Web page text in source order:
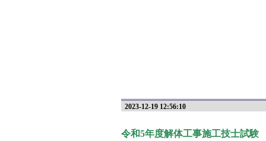
2023-12-19 12:56:10
令和5年度解体工事施工技士試験